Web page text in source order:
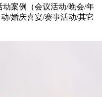
案例（会议活动/晚会/年
/婚庆喜宴/赛事活动/其它